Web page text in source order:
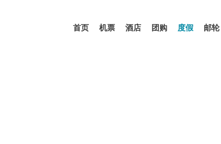
首页 机票 酒店 团购 度假 邮轮